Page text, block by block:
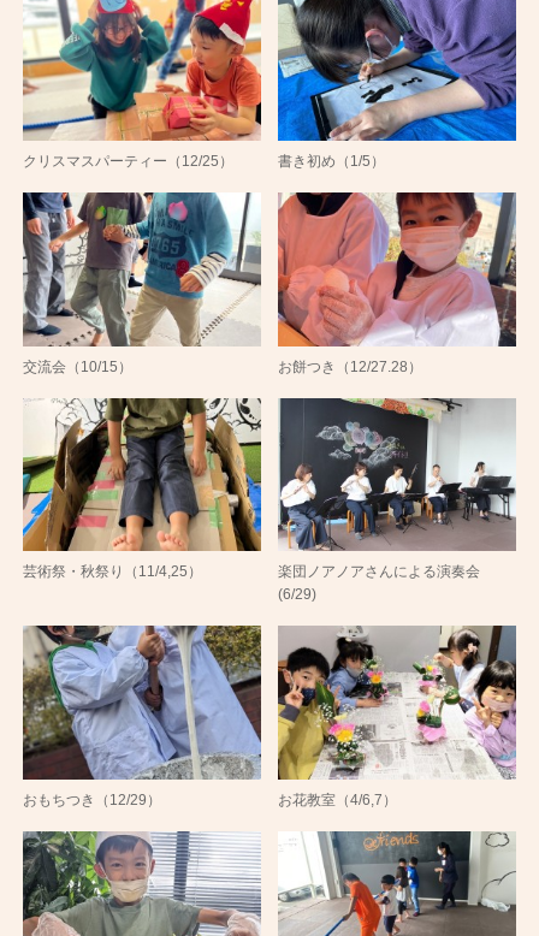
クリスマスパーティー（12/25） 書き初め（1/5）
交流会（10/15） お餅つき（12/27.28）
芸術祭・秋祭り（11/4,25）
楽団ノアノアさんによる演奏会
(6/29)
おもちつき（12/29） お花教室（4/6,7）